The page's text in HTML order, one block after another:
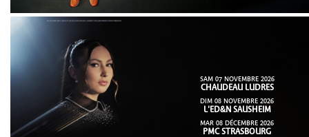
SAM 07 NOVEMBRE 2026
CHAUDEAU LUDRES
DIM 08 NOVEMBRE 2026
L'ED&N SAUSHEIM
MAR 08 DÉCEMBRE 2026
PMC STRASBOURG